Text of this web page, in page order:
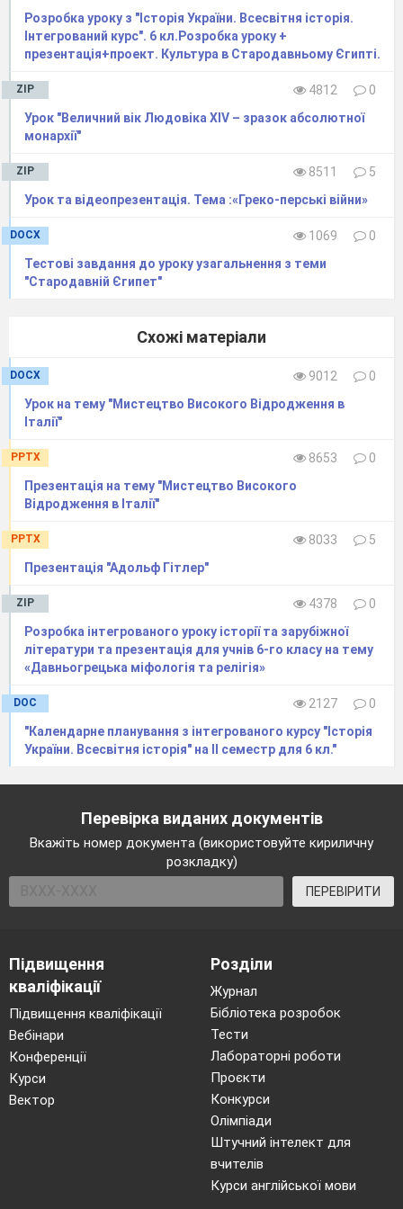
2005.
ХІД
УРОКУ
І.
Фронтальне опитування:
Який вплив мала війна на життя людей в
Які зміни сталися в техніці та тактиці
введення бойових дій під час війни?
Розкрийте взаїмозв’язок між перебігoм
м’ясорубка;
Брусиловський прорив
“план
Шліффена”;
Завдання на картка
(Пишуть три учні на перших партах 10-15хв.)
Варіант №1
Вкажіть, коли відбулося вбивство
ерцгерцога Франца Фердинанда та його
дружини в Сараєво?
Назвіть країни, що входили до Троїстого
союзу.
Варіант №2
1) Що таке
2) Назвіть учасників союзу Антанта
3) Назвіть битви , які відбулися на
Західному фронті в 1915-1916рр.
1)В якому році завершилося утворення
2)Назвіть учасників Четверного союзу
Розробка уроку з "Історія України. Всесвітня історія.
Інтегрований курс". 6 кл.Розробка уроку +
презентація+проект. Культура в Стародавньому Єгипті.
ZIP 4812
0
Урок "Величний вік Людовіка ХІV – зразок абсолютної
монархії"
ZIP 8511
5
Урок та відеопрезентація. Тема :«Греко-перські війни»
DOCX 1069
0
Тестові завдання до уроку узагальнення з теми
"Стародавній Єгипет"
Схожі матеріали
DOCX 9012
0
Урок на тему "Мистецтво Високого Відродження в
Італії"
PPTX 8653
0
Презентація на тему "Мистецтво Високого
Відродження в Італії"
PPTX 8033
5
Презентацiя "Адольф Гiтлер"
ZIP 4378
0
Розробка інтегрованого уроку історії та зарубіжної
літератури та презентація для учнів 6-го класу на тему
«Давньогрецька міфологія та релігія»
DOC 2127
0
"Календарне планування з інтегрованого курсу "Історія
України. Всесвітня історія" на ІІ семестр для 6 кл."
Перевірка виданих документів
Вкажіть номер документа (використовуйте кириличну
розкладку)
ПЕРЕВІРИТИ
Підвищення
кваліфікації
Підвищення кваліфікації
Вебінари
Конференції
Курси
Вектор
Розділи
Журнал
Бібліотека розробок
Тести
Лабораторні роботи
Проєкти
Конкурси
Олімпіади
Штучний інтелект для
вчителів
Курси англійської мови